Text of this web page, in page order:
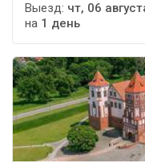
Выезд: чт, 06
на 1 день